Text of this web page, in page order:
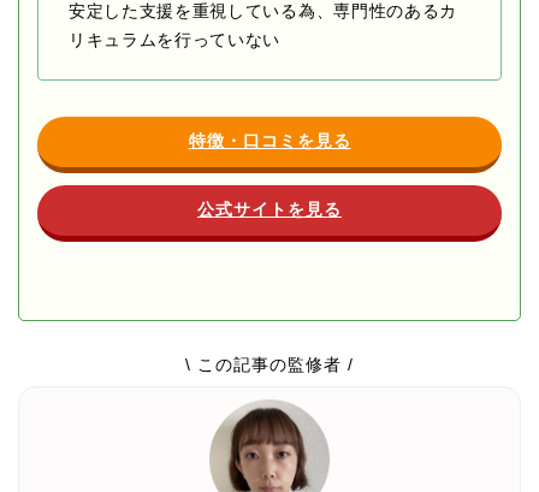
安定した支援を重視している為、専門性のあるカ
リキュラムを行っていない
特徴・口コミを見る
公式サイトを見る
\ この記事の監修者 /